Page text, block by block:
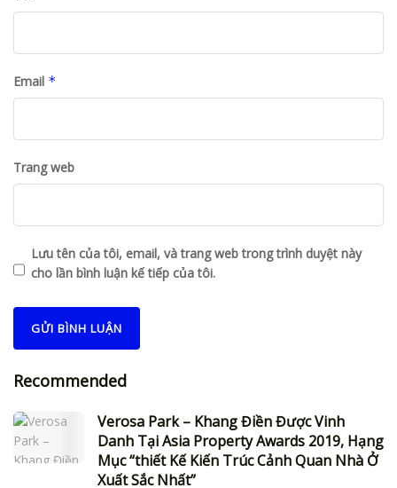
Email *
Trang web
Lưu tên của tôi, email, và trang web trong trình duyệt này
cho lần bình luận kế tiếp của tôi.
Recommended
Verosa Park – Khang Điền Được Vinh
Danh Tại Asia Property Awards 2019, Hạng
Mục “thiết Kế Kiến Trúc Cảnh Quan Nhà Ở
Xuất Sắc Nhất”